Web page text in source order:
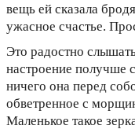
вещь ей сказала
ужасное счастье.
Это радостно
настроение получше
ничего она перед
обветренное с
Маленькое такое